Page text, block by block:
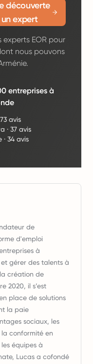
découverte
expert
experts EOR pour
nous pouvons
entreprises à
73 avis
·37 avis
· 34 avis
de
d'emploi
à
gérer des talents à
création de
2020, il s’est
place de solutions
la paie
sociaux, les
conformité en
équipes à
Lucas a cofondé